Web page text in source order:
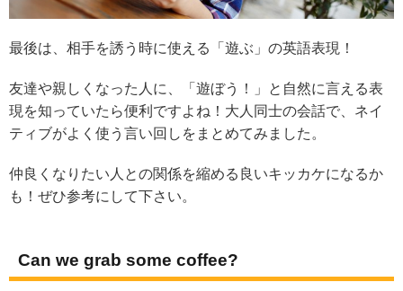
最後は、相手を誘う時に使える「遊ぶ」の英語表現！
友達や親しくなった人に、「遊ぼう！」と自然に言える表
現を知っていたら便利ですよね！大人同士の会話で、ネイ
ティブがよく使う言い回しをまとめてみました。
仲良くなりたい人との関係を縮める良いキッカケになるか
も！ぜひ参考にして下さい。
Can we grab some coffee?